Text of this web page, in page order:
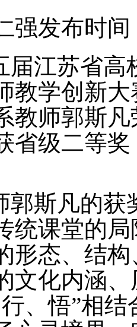
强发布时间
届江苏省高
教学创新
教师郭斯
省级二等
郭斯凡的获
统课堂的
形态、结
文化内涵
、悟”相